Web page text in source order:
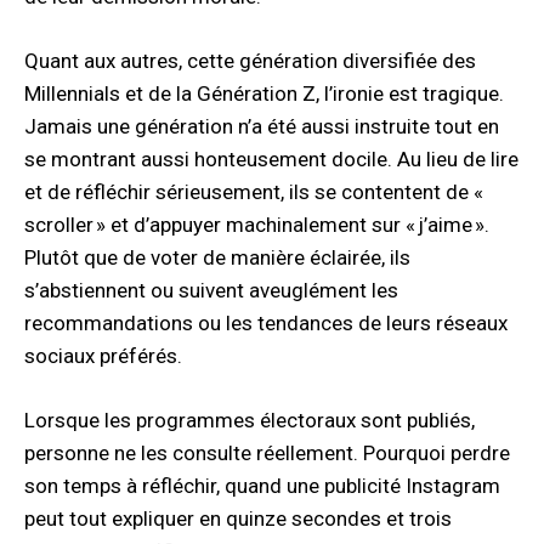
Quant aux autres, cette génération diversifiée des
Millennials et de la Génération Z, l’ironie est tragique.
Jamais une génération n’a été aussi instruite tout en
se montrant aussi honteusement docile. Au lieu de lire
et de réfléchir sérieusement, ils se contentent de «
scroller » et d’appuyer machinalement sur « j’aime ».
Plutôt que de voter de manière éclairée, ils
s’abstiennent ou suivent aveuglément les
recommandations ou les tendances de leurs réseaux
sociaux préférés.
Lorsque les programmes électoraux sont publiés,
personne ne les consulte réellement. Pourquoi perdre
son temps à réfléchir, quand une publicité Instagram
peut tout expliquer en quinze secondes et trois